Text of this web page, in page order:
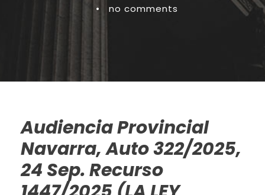
•
no comments
Audiencia Provincial
Navarra, Auto 322/2025,
24 Sep. Recurso